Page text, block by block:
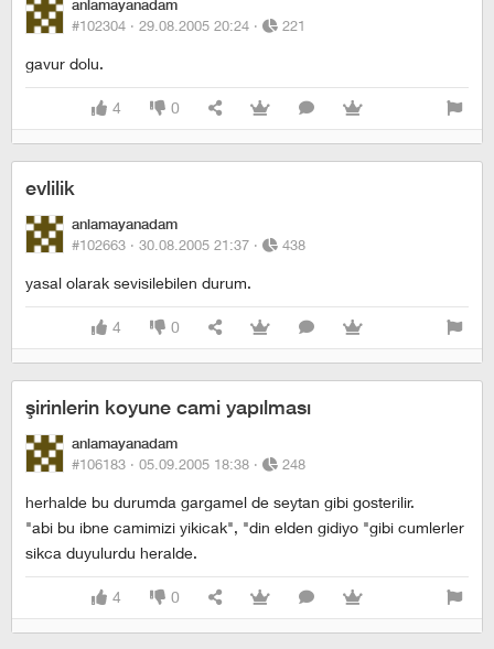
anlamayanadam
#102304 · 29.08.2005 20:24 · 221
gavur dolu.
4 0
evlilik
anlamayanadam
#102663 · 30.08.2005 21:37 · 438
yasal olarak sevisilebilen durum.
4 0
şirinlerin koyune cami yapılması
anlamayanadam
#106183 · 05.09.2005 18:38 · 248
herhalde bu durumda gargamel de seytan gibi gosterilir.
"abi bu ibne camimizi yikicak", "din elden gidiyo "gibi cumlerler
sikca duyulurdu heralde.
4 0